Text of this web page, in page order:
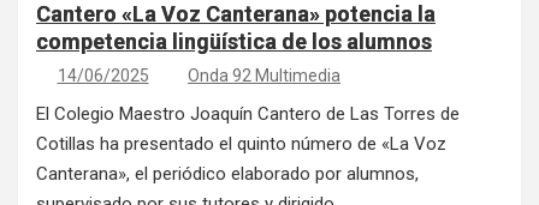
Cantero «La Voz Canterana» potencia la
competencia lingüística de los alumnos
14/06/2025 Onda 92 Multimedia
El Colegio Maestro Joaquín Cantero de Las Torres de
Cotillas ha presentado el quinto número de «La Voz
Canterana», el periódico elaborado por alumnos,